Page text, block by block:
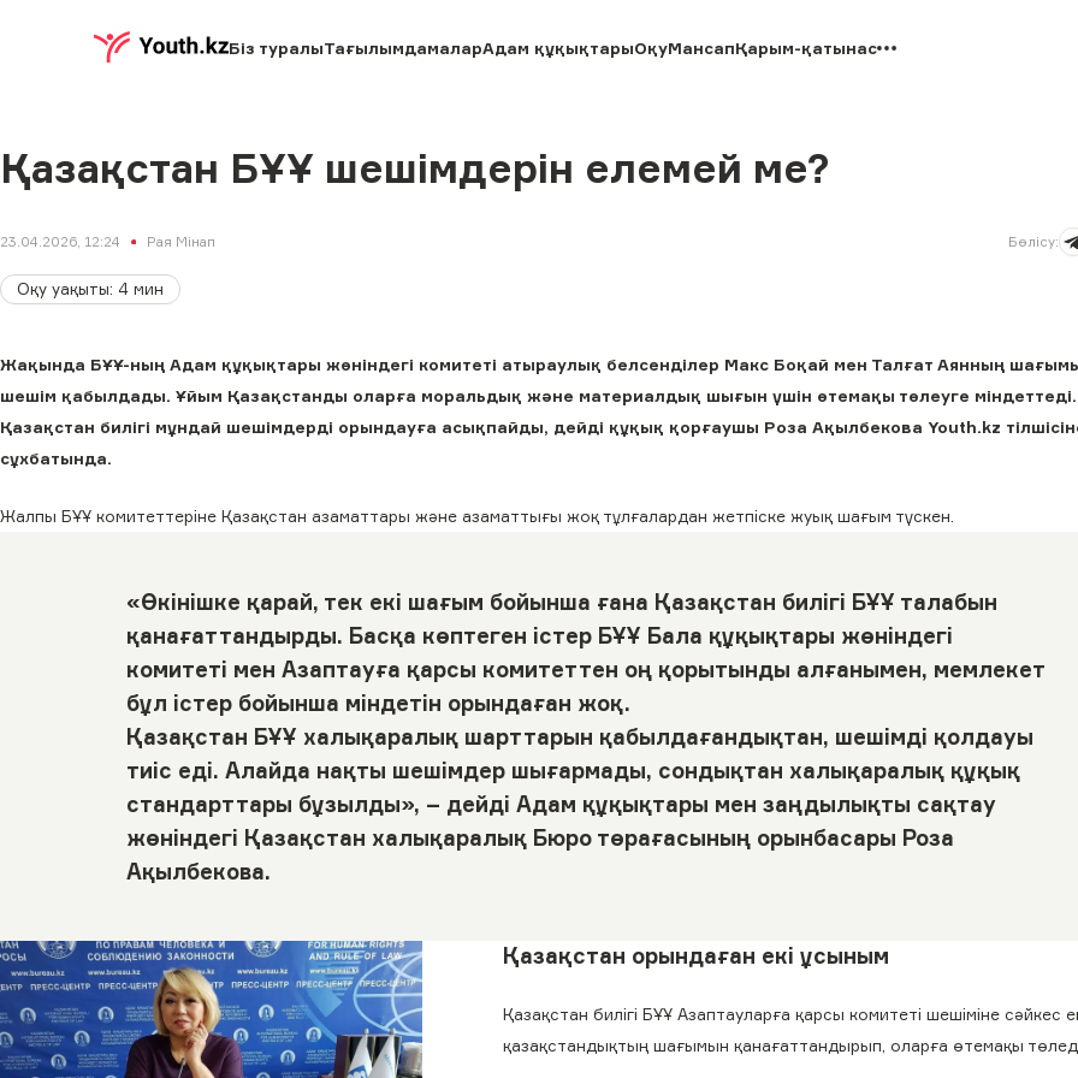
Біз туралыТағылымдамаларАдам құқықтарыОқуМансапҚарым-қатынас
Қазақстан БҰҰ шешімдерін елемей ме?
23.04.2026, 12:24 Рая Мінап Бөлісу:
Оқу уақыты: 4 мин
Жақында БҰҰ-ның Адам құқықтары жөніндегі комитеті атыраулық белсенділер Макс Боқай мен Талғат Аянның
шешім қабылдады. Ұйым Қазақстанды оларға моральдық және материалдық шығын үшін өтемақы төлеуге
Қазақстан билігі мұндай шешімдерді орындауға асықпайды, дейді құқық қорғаушы Роза Ақылбекова Youth.kz
сұхбатында.
Жалпы БҰҰ комитеттеріне Қазақстан азаматтары және азаматтығы жоқ тұлғалардан жетпіске жуық шағым түскен.
«Өкінішке қарай, тек екі шағым бойынша ғана Қазақстан билігі БҰҰ талабын
қанағаттандырды. Басқа көптеген істер БҰҰ Бала құқықтары жөніндегі
комитеті мен Азаптауға қарсы комитеттен оң қорытынды алғанымен, мемлекет
бұл істер бойынша міндетін орындаған жоқ.
Қазақстан БҰҰ халықаралық шарттарын қабылдағандықтан, шешімді қолдауы
тиіс еді. Алайда нақты шешімдер шығармады, сондықтан халықаралық құқық
стандарттары бұзылды», – дейді Адам құқықтары мен заңдылықты сақтау
жөніндегі Қазақстан халықаралық Бюро төрағасының орынбасары Роза
Ақылбекова.
Қазақстан орындаған екі ұсыным
Қазақстан билігі БҰҰ Азаптауларға қарсы комитеті шешіміне сәйкес
қазақстандықтың шағымын қанағаттандырып, оларға өтемақы